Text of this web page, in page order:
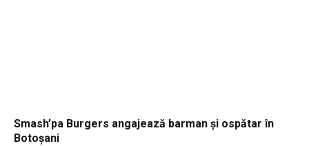
Smash’pa Burgers angajează barman și ospătar în
Botoșani